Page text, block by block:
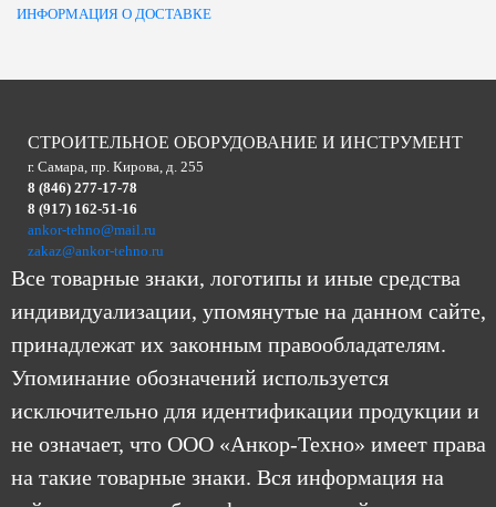
ИНФОРМАЦИЯ О ДОСТАВКЕ
СТРОИТЕЛЬНОЕ ОБОРУДОВАНИЕ И ИНСТРУМЕНТ
г. Самара, пр. Кирова, д. 255
8 (846) 277-17-78
8 (917) 162-51-16
ankor-tehno@mail.ru
zakaz@ankor-tehno.ru
Все товарные знаки, логотипы и иные средства
индивидуализации, упомянутые на данном сайте,
принадлежат их законным правообладателям.
Упоминание обозначений используется
исключительно для идентификации продукции и
не означает, что ООО «Анкор-Техно» имеет права
на такие товарные знаки. Вся информация на